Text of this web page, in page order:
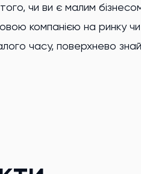
чи ви є малим
компанією на ринку
часу, поверхнево
що клієнти знайдуть